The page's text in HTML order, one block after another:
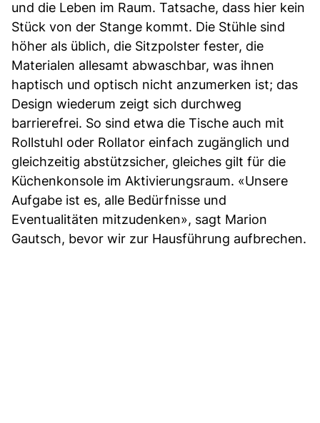
und die Leben im Raum. Tatsache, dass hier kein
Stück von der Stange kommt. Die Stühle sind
höher als üblich, die Sitzpolster fester, die
Materialen allesamt abwaschbar, was ihnen
haptisch und optisch nicht anzumerken ist; das
Design wiederum zeigt sich durchweg
barrierefrei. So sind etwa die Tische auch mit
Rollstuhl oder Rollator einfach zugänglich und
gleichzeitig abstützsicher, gleiches gilt für die
Küchenkonsole im Aktivierungsraum. «Unsere
Aufgabe ist es, alle Bedürfnisse und
Eventualitäten mitzudenken», sagt Marion
Gautsch, bevor wir zur Hausführung aufbrechen.